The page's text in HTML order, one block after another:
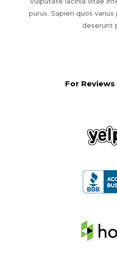
purus. Sapien quos
deserunt
For Reviews